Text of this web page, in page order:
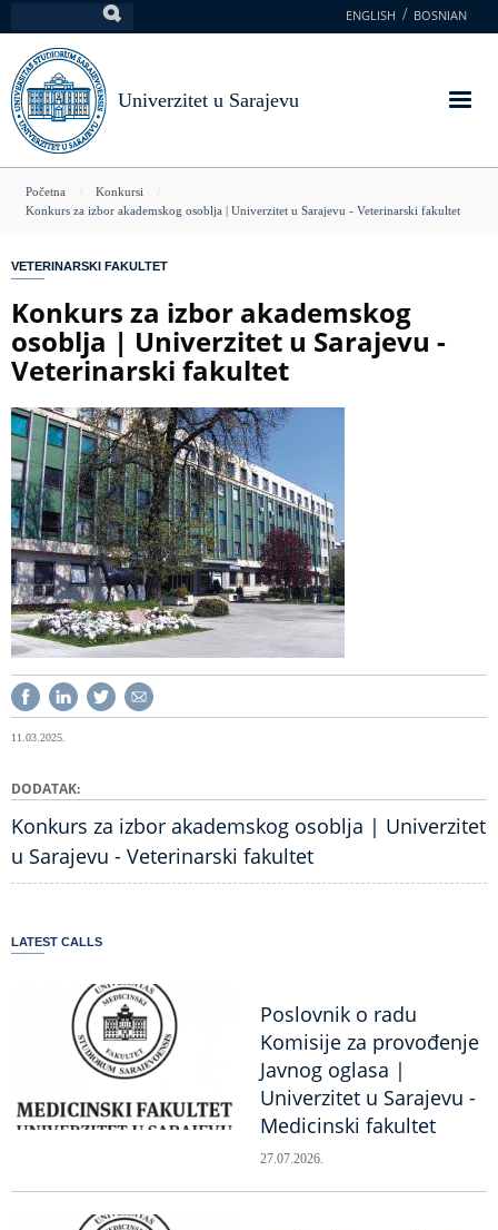
na
glavni
sadržaj
ENGLISH BOSNIAN
Univerzitet u Sarajevu
You
here
Početna
Konkursi
Konkurs za izbor akademskog osoblja | Univerzitet u Sarajevu - Veterinarski fakultet
VETERINARSKI FAKULTET
Konkurs za izbor akademskog
osoblja | Univerzitet u Sarajevu -
Veterinarski fakultet
11.03.2025.
DODATAK
Konkurs za izbor akademskog osoblja | Univerzitet
u Sarajevu - Veterinarski fakultet
LATEST CALLS
Poslovnik o radu
Komisije za provođenje
Javnog oglasa |
Univerzitet u Sarajevu -
Medicinski fakultet
27.07.2026.